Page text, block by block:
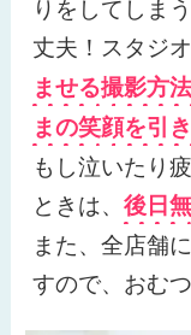
りをしてしま
丈夫！ スタジ
ませる撮影方
まの笑顔を引
もし泣いたり
ときは、 後日
また、全店舗
すので、おむ